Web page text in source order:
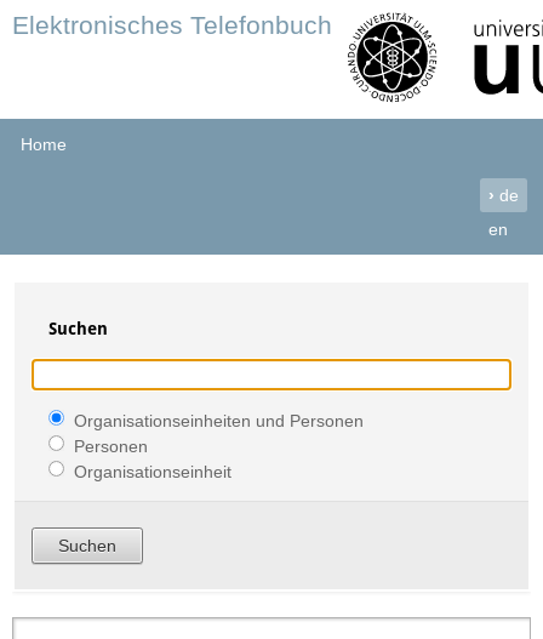
Elektronisches Telefonbuch
Home
› de
en
Suchen
Organisationseinheiten und Personen
Personen
Organisationseinheit